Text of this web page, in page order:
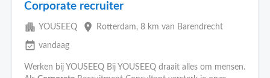
Corporate recruiter
apartment YOUSEEQ place Rotterdam, 8 km van Barendrecht
event_available vandaag
Werken bij YOUSEEQ Bij YOUSEEQ draait alles om mensen.